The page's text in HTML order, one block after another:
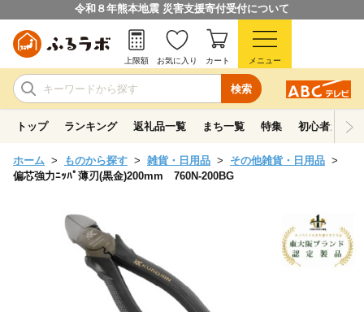
令和８年熊本地震 災害支援寄付受付について
検索
上限額 お気に入り カート メニュー
トップ ランキング 返礼品一覧 まち一覧 特集 初心者ガイド
ホーム ものから探す 雑貨・日用品
その他雑貨・日用品
偏芯強力ﾆｯﾊﾟ薄刃(黒金)200mm 760N-200BG